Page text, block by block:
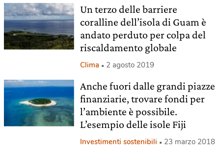
Un terzo delle barriere
coralline dell’isola di Guam è
andato perduto per colpa del
riscaldamento globale
Clima 2 agosto 2019
Anche fuori dalle grandi piazze
finanziarie, trovare fondi per
l’ambiente è possibile.
L’esempio delle isole Fiji
Investimenti sostenibili 23 marzo 2018